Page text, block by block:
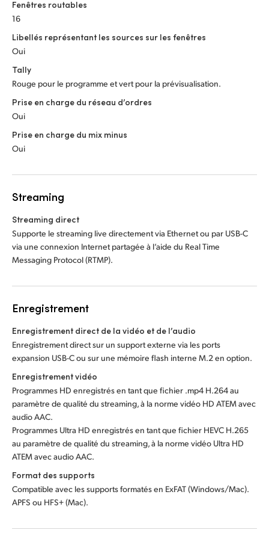
Fenêtres routables
16
Libellés représentant les sources sur les fenêtres
Oui
Tally
Rouge pour le programme et vert pour la prévisualisation.
Prise en charge du réseau d’ordres
Oui
Prise en charge du mix minus
Oui
Streaming
Streaming direct
Supporte le streaming live directement via Ethernet ou par USB-C
via une connexion Internet partagée à l’aide du Real Time
Messaging Protocol (RTMP).
Enregistrement
Enregistrement direct de la vidéo et de l’audio
Enregistrement direct sur un support externe via les ports
expansion USB-C ou sur une mémoire flash interne M.2 en option.
Enregistrement vidéo
Programmes HD enregistrés en tant que fichier .mp4 H.264 au
paramètre de qualité du streaming, à la norme vidéo HD ATEM avec
audio AAC.
Programmes Ultra HD enregistrés en tant que fichier HEVC H.265
au paramètre de qualité du streaming, à la norme vidéo Ultra HD
ATEM avec audio AAC.
Format des supports
Compatible avec les supports formatés en ExFAT (Windows/Mac).
APFS ou HFS+ (Mac).